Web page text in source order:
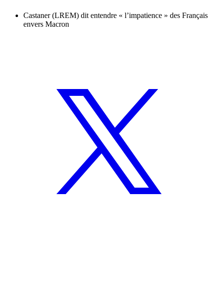
Castaner (LREM) dit entendre « l’impatience » des Français
envers Macron